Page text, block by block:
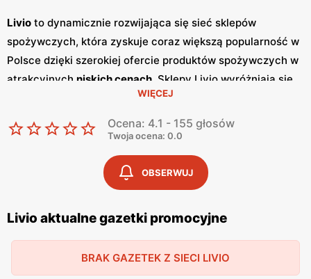
Livio to dynamicznie rozwijająca się sieć sklepów
spożywczych, która zyskuje coraz większą popularność w
Polsce dzięki szerokiej ofercie produktów spożywczych w
atrakcyjnych niskich cenach . Sklepy Livio wyróżniają się
nie tylko bogatym asortymentem, ale także częstymi
, które przyciągają klientów szukających
oszczędności i wysokiej jakości. Regularnie wydawane
informują o aktualnych zniżkach i
ofertach specjalnych, co sprawia, że klienci mogą być na
bieżąco z najnowszymi okazjami zakupowymi. Livio
szczególnie stawia na polskie produkty, co jest wyrazem
ich zaangażowania w wspieranie lokalnych producentów i
produktów. W ofercie sklepów można znaleźć szeroki
WIĘCEJ
Ocena: 4.1 - 155 głosów
Twoja ocena: 0.0
OBSERWUJ
Livio aktualne gazetki promocyjne
BRAK GAZETEK Z SIECI LIVIO